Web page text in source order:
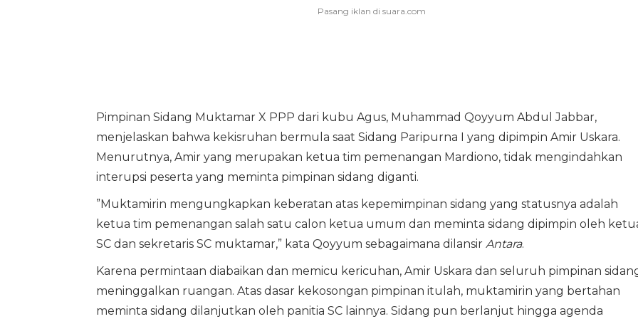
Pimpinan Sidang Muktamar X PPP dari kubu Agus, Muhammad Qoyyum Abdul Jabbar,
menjelaskan bahwa kekisruhan bermula saat Sidang Paripurna I yang dipimpin Amir Uskara.
Menurutnya, Amir yang merupakan ketua tim pemenangan Mardiono, tidak mengindahkan
interupsi peserta yang meminta pimpinan sidang diganti.
”Muktamirin mengungkapkan keberatan atas kepemimpinan sidang yang statusnya adalah
ketua tim pemenangan salah satu calon ketua umum dan meminta sidang dipimpin oleh
SC dan sekretaris SC muktamar,” kata Qoyyum sebagaimana dilansir Antara.
Karena permintaan diabaikan dan memicu kericuhan, Amir Uskara dan seluruh pimpinan
meninggalkan ruangan. Atas dasar kekosongan pimpinan itulah, muktamirin yang bertahan
meminta sidang dilanjutkan oleh panitia SC lainnya. Sidang pun berlanjut hingga agenda